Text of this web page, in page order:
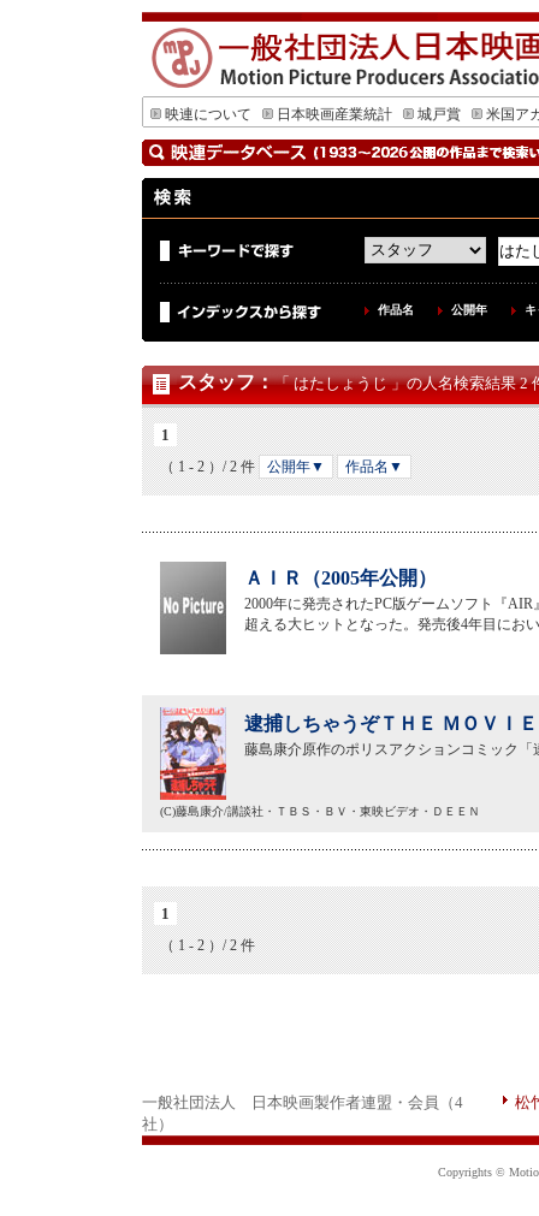
映連について 日本映画産業統計 城戸賞 米国ア
作品名 公開年
スタッフ：「 はたしょうじ 」の人名検索結果 2
1
（ 1 - 2 ）/ 2 件 公開年▼ 作品名▼
ＡＩＲ（2005年公開）
2000年に発売されたPC版ゲームソフト『
超える大ヒットとなった。発売後4年目にお
逮捕しちゃうぞＴＨＥ ＭＯＶＩ
藤島康介原作のポリスアクションコミック
(C)藤島康介/講談社・ＴＢＳ・ＢＶ・東映ビデオ・ＤＥＥＮ
1
（ 1 - 2 ）/ 2 件
一般社団法人 日本映画製作者連盟・会員（4
社）
松
Copyrights ©